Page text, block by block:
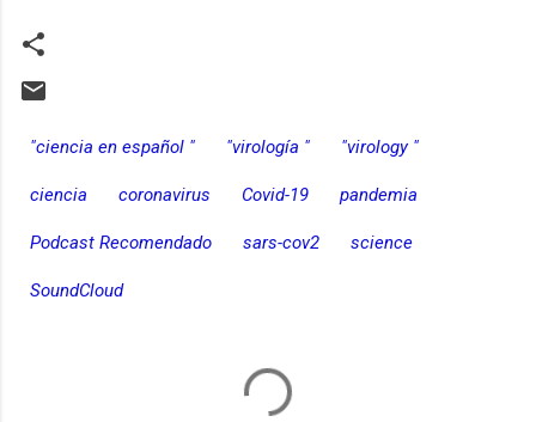
"ciencia en español " "virología " "virology "
ciencia coronavirus Covid-19 pandemia
Podcast Recomendado sars-cov2 science
SoundCloud